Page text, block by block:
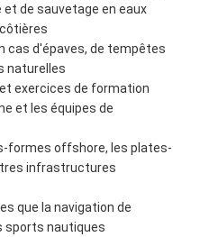
de sauvetage en eaux
cas d'épaves, de tempêtes
naturelles
exercices de formation
et les équipes de
formes offshore, les plates-
infrastructures
que la navigation de
sports nautiques